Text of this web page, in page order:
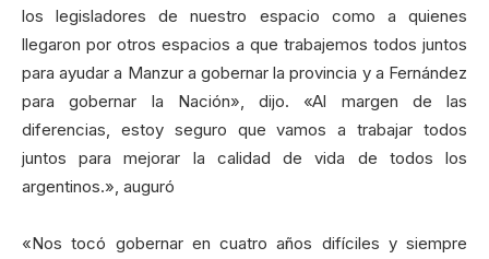
los legisladores de nuestro espacio como a quienes
llegaron por otros espacios a que trabajemos todos juntos
para ayudar a Manzur a gobernar la provincia y a Fernández
para gobernar la Nación», dijo. «Al margen de las
diferencias, estoy seguro que vamos a trabajar todos
juntos para mejorar la calidad de vida de todos los
argentinos.», auguró
«Nos tocó gobernar en cuatro años difíciles y siempre